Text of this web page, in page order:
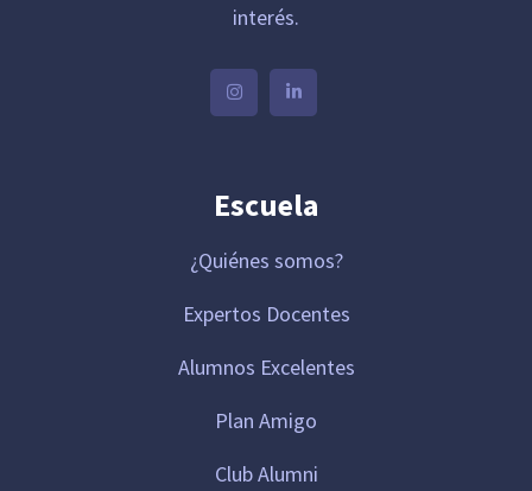
interés.
Escuela
¿Quiénes somos?
Expertos Docentes
Alumnos Excelentes
Plan Amigo
Club Alumni